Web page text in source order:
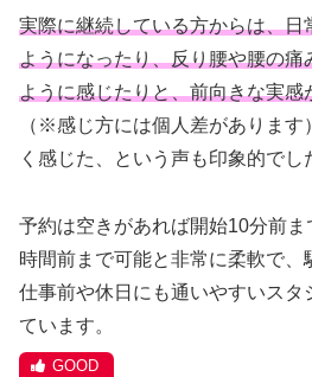
実際に継続している方からは、日
ようになったり、反り腰や腰の痛
ように感じたりと、前向きな実感
（※感じ方には個人差があります
く感じた、という声も印象的でし
予約は空きがあれば開始10分前
時間前まで可能と非常に柔軟で、
仕事前や休日にも通いやすいスタ
ています。